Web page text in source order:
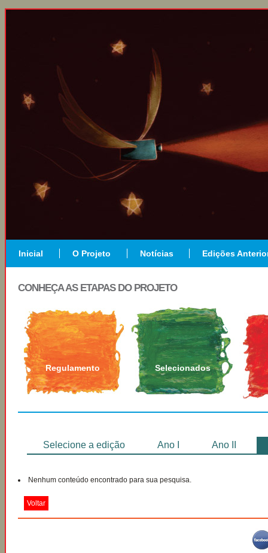
Inicial O Projeto Notícias Edições
CONHEÇA AS ETAPAS DO PROJETO
Regulamento Selecionados
Selecione a edição Ano I Ano II
Nenhum conteúdo encontrado para sua pesquisa.
Voltar